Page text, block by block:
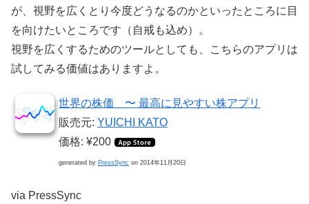
が、視野を広くとり今度どうなるのかといったところに目
を向けたいところです（自戒も込め）。
視野を広くするためのツールとしても、こちらのアプリは
試してみる価値はありますよ。
世界の株価 〜 最高に見やすい株アプリ
販売元: YUICHI KATO
価格: ¥200
generated by PressSync on 2014年11月20日
via PressSync